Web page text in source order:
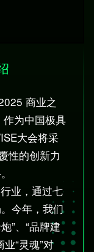
商业之
为中国极具
大会将采
性的创新力
业，通过七
今年，我们
”、“品牌建
“灵魂”对